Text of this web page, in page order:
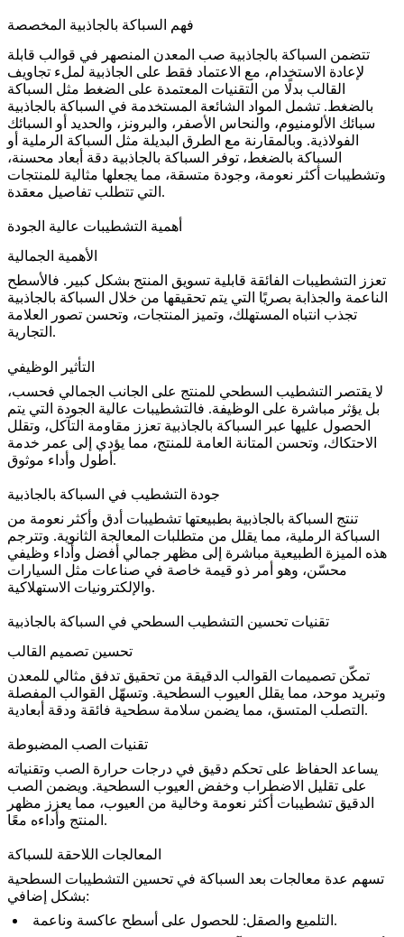
فهم السباكة بالجاذبية المخصصة
تتضمن السباكة بالجاذبية صب المعدن المنصهر في قوالب قابلة
لإعادة الاستخدام، مع الاعتماد فقط على الجاذبية لملء تجاويف
القالب بدلًا من التقنيات المعتمدة على الضغط مثل السباكة
بالضغط. تشمل المواد الشائعة المستخدمة في السباكة بالجاذبية
سبائك الألومنيوم، والنحاس الأصفر، والبرونز، والحديد أو السبائك
الفولاذية. وبالمقارنة مع الطرق البديلة مثل السباكة الرملية أو
السباكة بالضغط، توفر السباكة بالجاذبية دقة أبعاد محسنة،
وتشطيبات أكثر نعومة، وجودة متسقة، مما يجعلها مثالية للمنتجات
التي تتطلب تفاصيل معقدة.
أهمية التشطيبات عالية الجودة
الأهمية الجمالية
تعزز التشطيبات الفائقة قابلية تسويق المنتج بشكل كبير. فالأسطح
الناعمة والجذابة بصريًا التي يتم تحقيقها من خلال السباكة بالجاذبية
تجذب انتباه المستهلك، وتميز المنتجات، وتحسن تصور العلامة
التجارية .
التأثير الوظيفي
لا يقتصر التشطيب السطحي للمنتج على الجانب الجمالي فحسب،
بل يؤثر مباشرة على الوظيفة. فالتشطيبات عالية الجودة التي يتم
الحصول عليها عبر السباكة بالجاذبية تعزز مقاومة التآكل، وتقلل
الاحتكاك، وتحسن المتانة العامة للمنتج، مما يؤدي إلى عمر خدمة
أطول وأداء موثوق.
جودة التشطيب في السباكة بالجاذبية
تنتج السباكة بالجاذبية بطبيعتها تشطيبات أدق وأكثر نعومة من
السباكة الرملية، مما يقلل من متطلبات المعالجة الثانوية. وتترجم
هذه الميزة الطبيعية مباشرة إلى مظهر جمالي أفضل وأداء وظيفي
محسّن، وهو أمر ذو قيمة خاصة في صناعات مثل السيارات
والإلكترونيات الاستهلاكية.
تقنيات تحسين التشطيب السطحي في السباكة بالجاذبية
تحسين تصميم القالب
تمكّن تصميمات القوالب الدقيقة من تحقيق تدفق مثالي للمعدن
وتبريد موحد، مما يقلل العيوب السطحية. وتسهّل القوالب المفصلة
التصلب المتسق، مما يضمن سلامة سطحية فائقة ودقة أبعادية .
تقنيات الصب المضبوطة
يساعد الحفاظ على تحكم دقيق في درجات حرارة الصب وتقنياته
على تقليل الاضطراب وخفض العيوب السطحية. ويضمن الصب
الدقيق تشطيبات أكثر نعومة وخالية من العيوب، مما يعزز مظهر
المنتج وأداءه معًا.
المعالجات اللاحقة للسباكة
تسهم عدة معالجات بعد السباكة في تحسين التشطيبات السطحية
بشكل إضافي:
التلميع والصقل : للحصول على أسطح عاكسة وناعمة.